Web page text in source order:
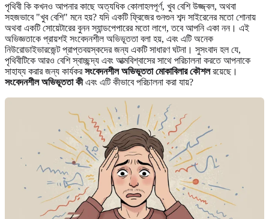
পৃথিবী কি কখনও আপনার কাছে অত্যধিক কোলাহলপূর্ণ, খুব বেশি উজ্জ্বল, অথবা
সহজভাবে "খুব বেশি" মনে হয়? যদি একটি ফ্রিজের গুনগুন শব্দ সাইরেনের মতো শোনায়
অথবা একটি সোয়েটারের বুনন স্যান্ডপেপারের মতো লাগে, তবে আপনি একা নন। এই
অভিজ্ঞতাকে প্রায়শই সংবেদনশীল অভিভূততা বলা হয়, এবং এটি অনেক
নিউরোডাইভারজেন্ট প্রাপ্তবয়স্কদের জন্য একটি সাধারণ ঘটনা। সুসংবাদ হল যে,
পৃথিবীটিকে আরও বেশি স্বাচ্ছন্দ্য এবং আত্মবিশ্বাসের সাথে পরিচালনা করতে আপনাকে
সাহায্য করার জন্য কার্যকরসংবেদনশীল অভিভূততা মোকাবিলার কৌশলরয়েছে।
সংবেদনশীল অভিভূততা কীএবং এটি কীভাবে পরিচালনা করা যায়?